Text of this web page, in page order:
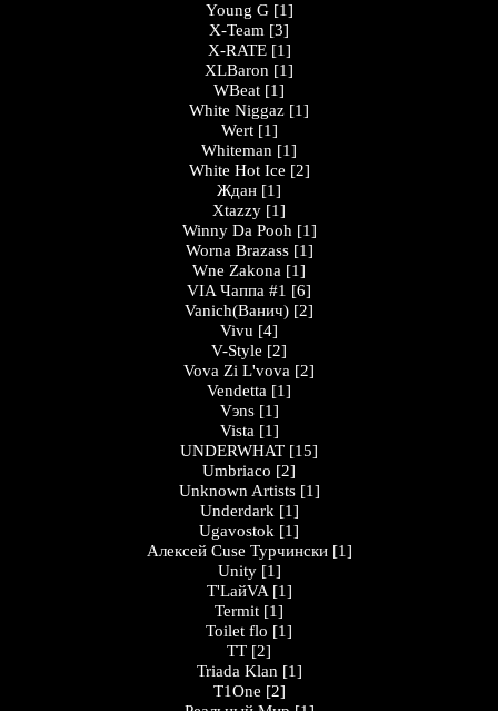
Young G [1]
X-Team [3]
X-RATE [1]
XLBaron [1]
WBeat [1]
White Niggaz [1]
Wert [1]
Whiteman [1]
White Hot Ice [2]
Ждан [1]
Xtazzy [1]
Winny Da Pooh [1]
Worna Brazass [1]
Wne Zakona [1]
VIA Чаппа #1 [6]
Vanich(Ванич) [2]
Vivu [4]
V-Style [2]
Vova Zi L'vova [2]
Vendetta [1]
Vэns [1]
Vista [1]
UNDERWHAT [15]
Umbriaco [2]
Unknown Artists [1]
Underdark [1]
Ugavostok [1]
Алексей Cuse Турчински [1]
Unity [1]
T'LайVA [1]
Termit [1]
Toilet flo [1]
TT [2]
Triada Klan [1]
T1One [2]